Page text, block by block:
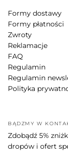
Formy dostawy
Formy płatności
Zwroty
Reklamacje
FAQ
Regulamin
Regulamin
Polityka
BĄDŹMY W
Zdobądź 5%
dropów i ofert